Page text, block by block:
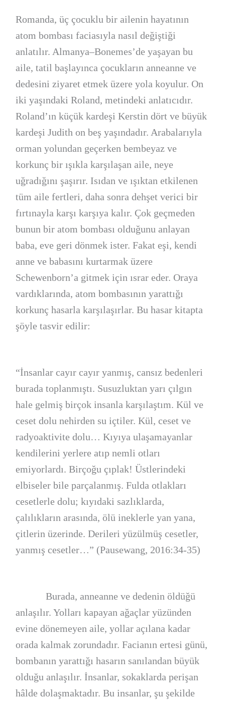
Romanda, üç çocuklu bir ailenin hayatının
atom bombası faciasıyla nasıl değiştiği
anlatılır. Almanya–Bonemes’de yaşayan bu
aile, tatil başlayınca çocukların anneanne ve
dedesini ziyaret etmek üzere yola koyulur. On
iki yaşındaki Roland, metindeki anlatıcıdır.
Roland’ın küçük kardeşi Kerstin dört ve büyük
kardeşi Judith on beş yaşındadır. Arabalarıyla
orman yolundan geçerken bembeyaz ve
korkunç bir ışıkla karşılaşan aile, neye
uğradığını şaşırır. Isıdan ve ışıktan etkilenen
tüm aile fertleri, daha sonra dehşet verici bir
fırtınayla karşı karşıya kalır. Çok geçmeden
bunun bir atom bombası olduğunu anlayan
baba, eve geri dönmek ister. Fakat eşi, kendi
anne ve babasını kurtarmak üzere
Schewenborn’a gitmek için ısrar eder. Oraya
vardıklarında, atom bombasının yarattığı
korkunç hasarla karşılaşırlar. Bu hasar kitapta
şöyle tasvir edilir:
“İnsanlar cayır cayır yanmış, cansız bedenleri
burada toplanmıştı. Susuzluktan yarı çılgın
hale gelmiş birçok insanla karşılaştım. Kül ve
ceset dolu nehirden su içtiler. Kül, ceset ve
radyoaktivite dolu… Kıyıya ulaşamayanlar
kendilerini yerlere atıp nemli otları
emiyorlardı. Birçoğu çıplak! Üstlerindeki
elbiseler bile parçalanmış. Fulda otlakları
cesetlerle dolu; kıyıdaki sazlıklarda,
çalılıkların arasında, ölü ineklerle yan yana,
çitlerin üzerinde. Derileri yüzülmüş cesetler,
yanmış cesetler…” (Pausewang, 2016:34-35)
Burada, anneanne ve dedenin öldüğü
anlaşılır. Yolları kapayan ağaçlar yüzünden
evine dönemeyen aile, yollar açılana kadar
orada kalmak zorundadır. Facianın ertesi günü,
bombanın yarattığı hasarın sanılandan büyük
olduğu anlaşılır. İnsanlar, sokaklarda perişan
hâlde dolaşmaktadır. Bu insanlar, şu şekilde